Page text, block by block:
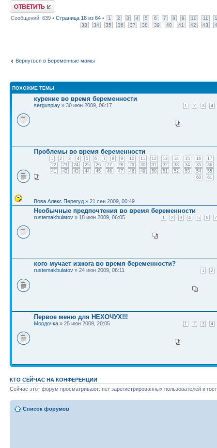
Ответить
Сообщений: 639 • Страница 18 из 64 • 1 2 3 4 5 6 7 8 9 10 11
33
34 35 36 37 38 39 40 41 42 43
Вернуться в Беременные мамы
ПОХОЖИЕ ТЕМЫ
курение во время беременности
1 2 3 4
sergunplay » 30 июн 2009, 06:17
Проблемы во время беременности
1 2 3 4 5 6 7 8 9 10 11 12 13 14 15 16
17
22
23 24 25 26 27 28 29 30 31 32 33 34 35
36
41
42 43 44 45 46 47 48 49 50 51 52 53 54
55
60
61
Вова Алекс Перегуд » 21 сен 2009, 00:49
Необычные предпочтения во время беременности
1 2 3 4 5 6 7
rustemakbulatov » 18 июн 2009, 06:05
кого мучает изжога во время беременности?
1 2
rustemakbulatov » 24 июн 2009, 06:11
Первое меню для НЕХОЧУХ!!!
1 2 3 4
Мордочка » 25 июн 2009, 20:05
КТО СЕЙЧАС НА КОНФЕРЕНЦИИ
Сейчас этот форум просматривают: нет зарегистрированных пользователей и
Список форумов